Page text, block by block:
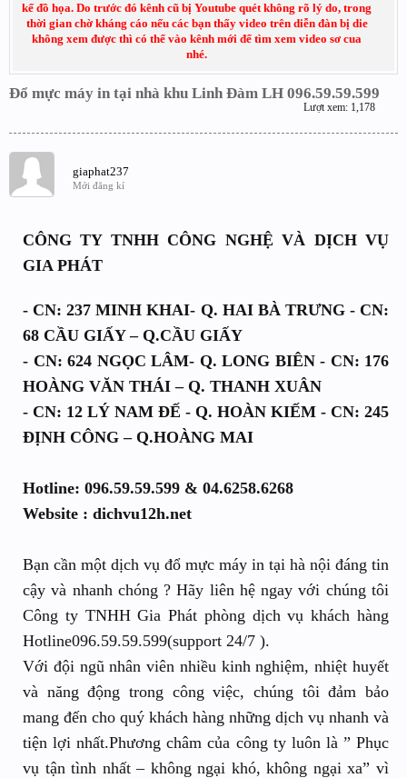
kế đồ họa. Do trước đó kênh cũ bị Youtube quét không rõ lý do, trong
thời gian chờ kháng cáo nếu các bạn thấy video trên diễn đàn bị die
không xem được thì có thể vào kênh mới để tìm xem video sơ cua
nhé.
Đổ mực máy in tại nhà khu Linh Đàm LH 096.59.59.599
Lượt xem: 1,178
giaphat237
Mới đăng kí
CÔNG TY TNHH CÔNG NGHỆ VÀ DỊCH VỤ
GIA PHÁT
- CN: 237 MINH KHAI- Q. HAI BÀ TRƯNG - CN:
68 CẦU GIẤY – Q.CẦU GIẤY
- CN: 624 NGỌC LÂM- Q. LONG BIÊN - CN: 176
HOÀNG VĂN THÁI – Q. THANH XUÂN
- CN: 12 LÝ NAM ĐẾ - Q. HOÀN KIẾM - CN: 245
ĐỊNH CÔNG – Q.HOÀNG MAI
Hotline: 096.59.59.599 & 04.6258.6268
Website : dichvu12h.net
Bạn cần một dịch vụ đổ mực máy in tại hà nội đáng tin
cậy và nhanh chóng ? Hãy liên hệ ngay với chúng tôi
Công ty TNHH Gia Phát phòng dịch vụ khách hàng
Hotline096.59.59.599(support 24/7 ).
Với đội ngũ nhân viên nhiều kinh nghiệm, nhiệt huyết
và năng động trong công việc, chúng tôi đảm bảo
mang đến cho quý khách hàng những dịch vụ nhanh và
tiện lợi nhất.Phương châm của công ty luôn là ” Phục
vụ tận tình nhất – không ngại khó, không ngại xa” vì